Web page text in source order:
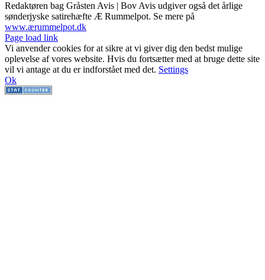
Redaktøren bag Gråsten Avis | Bov Avis udgiver også det årlige
sønderjyske satirehæfte Æ Rummelpot. Se mere på
www.ærummelpot.dk
Facebook
Facebook
Facebook
Facebook
Instagram
Instagram
Instagram
LinkedIn
Page load link
Vi anvender cookies for at sikre at vi giver dig den bedst mulige
oplevelse af vores website. Hvis du fortsætter med at bruge dette site
vil vi antage at du er indforstået med det. Settings
Ok
Go